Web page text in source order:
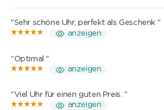
"Sehr schöne Uhr, perfekt als Geschenk "
anzeigen
"Optimal "
anzeigen
"Viel Uhr für einen guten Preis. "
anzeigen